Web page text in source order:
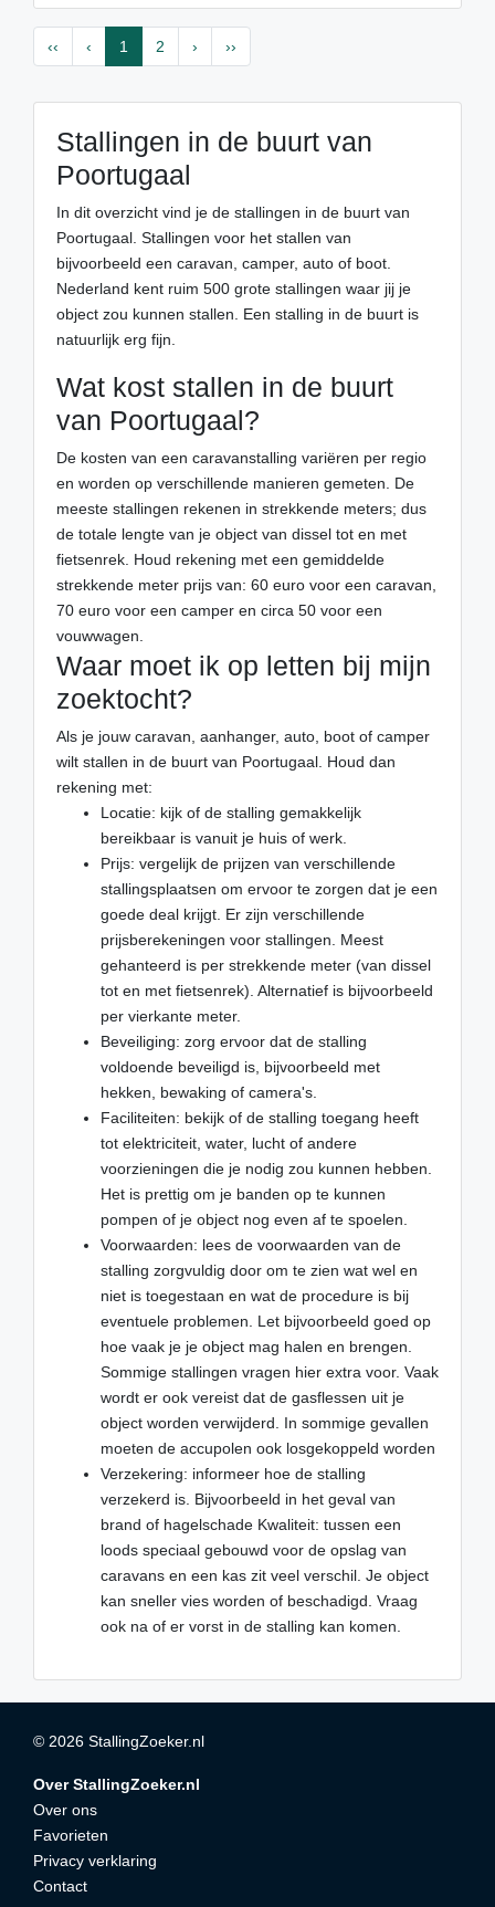
‹‹ ‹ 1 2 › ››
Stallingen in de buurt van
Poortugaal
In dit overzicht vind je de stallingen in de buurt van
Poortugaal. Stallingen voor het stallen van
bijvoorbeeld een caravan, camper, auto of boot.
Nederland kent ruim 500 grote stallingen waar jij je
object zou kunnen stallen. Een stalling in de buurt is
natuurlijk erg fijn.
Wat kost stallen in de buurt
van Poortugaal?
De kosten van een caravanstalling variëren per regio
en worden op verschillende manieren gemeten. De
meeste stallingen rekenen in strekkende meters; dus
de totale lengte van je object van dissel tot en met
fietsenrek. Houd rekening met een gemiddelde
strekkende meter prijs van: 60 euro voor een caravan,
70 euro voor een camper en circa 50 voor een
vouwwagen.
Waar moet ik op letten bij mijn
zoektocht?
Als je jouw caravan, aanhanger, auto, boot of camper
wilt stallen in de buurt van Poortugaal. Houd dan
rekening met:
Locatie: kijk of de stalling gemakkelijk
bereikbaar is vanuit je huis of werk.
Prijs: vergelijk de prijzen van verschillende
stallingsplaatsen om ervoor te zorgen dat je een
goede deal krijgt. Er zijn verschillende
prijsberekeningen voor stallingen. Meest
gehanteerd is per strekkende meter (van dissel
tot en met fietsenrek). Alternatief is bijvoorbeeld
per vierkante meter.
Beveiliging: zorg ervoor dat de stalling
voldoende beveiligd is, bijvoorbeeld met
hekken, bewaking of camera's.
Faciliteiten: bekijk of de stalling toegang heeft
tot elektriciteit, water, lucht of andere
voorzieningen die je nodig zou kunnen hebben.
Het is prettig om je banden op te kunnen
pompen of je object nog even af te spoelen.
Voorwaarden: lees de voorwaarden van de
stalling zorgvuldig door om te zien wat wel en
niet is toegestaan en wat de procedure is bij
eventuele problemen. Let bijvoorbeeld goed op
hoe vaak je je object mag halen en brengen.
Sommige stallingen vragen hier extra voor. Vaak
wordt er ook vereist dat de gasflessen uit je
object worden verwijderd. In sommige gevallen
moeten de accupolen ook losgekoppeld worden
Verzekering: informeer hoe de stalling
verzekerd is. Bijvoorbeeld in het geval van
brand of hagelschade Kwaliteit: tussen een
loods speciaal gebouwd voor de opslag van
caravans en een kas zit veel verschil. Je object
kan sneller vies worden of beschadigd. Vraag
ook na of er vorst in de stalling kan komen.
© 2026 StallingZoeker.nl
Over StallingZoeker.nl
Over ons
Favorieten
Privacy verklaring
Contact